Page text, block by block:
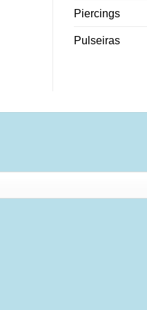
Piercings
Pulseiras